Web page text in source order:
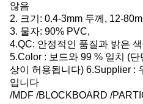
않음
2. 크기: 0.4-3mm 두께, 12-
3. 물자: 90% PVC,
4.QC: 안정적인 품질과 밝은
5.Color : 보드와 99 % 일치 (
상이 허용됩니다) 6.Supplier :
입니다
/MDF /BLOCKBOARD /